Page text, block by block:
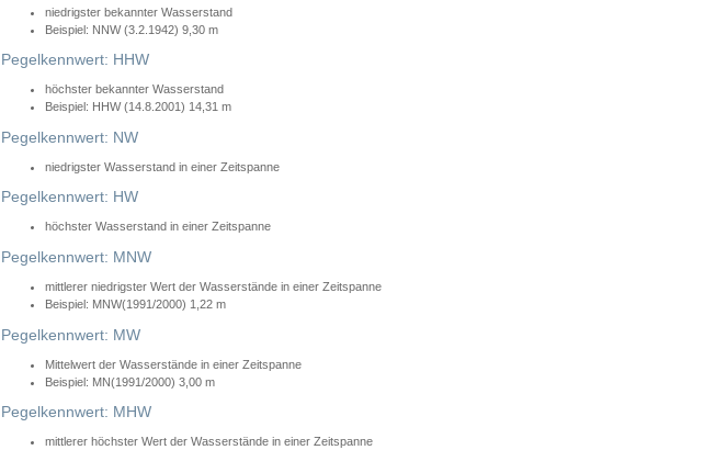
niedrigster bekannter Wasserstand
Beispiel: NNW (3.2.1942) 9,30 m
Pegelkennwert: HHW
höchster bekannter Wasserstand
Beispiel: HHW (14.8.2001) 14,31 m
Pegelkennwert: NW
niedrigster Wasserstand in einer Zeitspanne
Pegelkennwert: HW
höchster Wasserstand in einer Zeitspanne
Pegelkennwert: MNW
mittlerer niedrigster Wert der Wasserstände in einer Zeitspanne
Beispiel: MNW(1991/2000) 1,22 m
Pegelkennwert: MW
Mittelwert der Wasserstände in einer Zeitspanne
Beispiel: MN(1991/2000) 3,00 m
Pegelkennwert: MHW
mittlerer höchster Wert der Wasserstände in einer Zeitspanne